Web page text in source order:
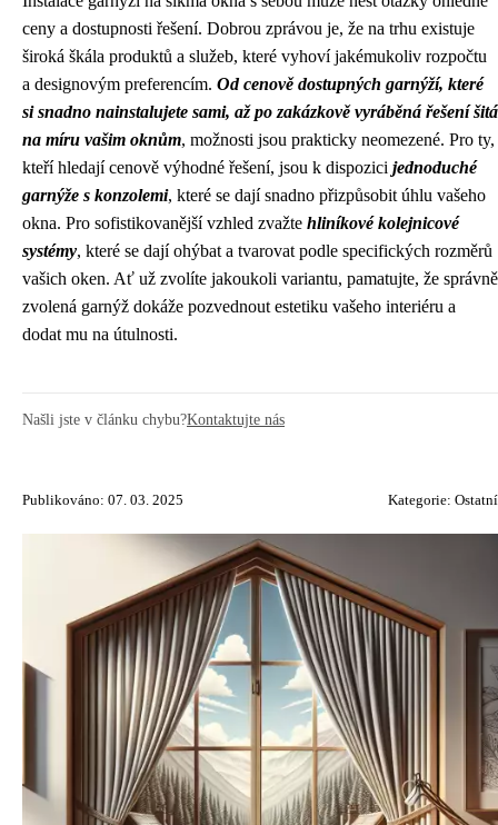
ceny a dostupnosti řešení. Dobrou zprávou je, že na trhu existuje
široká škála produktů a služeb, které vyhoví jakémukoliv rozpočtu
a designovým preferencím. Od cenově dostupných garnýží, které
si snadno nainstalujete sami, až po zakázkově vyráběná řešení šitá
na míru vašim oknům, možnosti jsou prakticky neomezené. Pro ty,
kteří hledají cenově výhodné řešení, jsou k dispozici jednoduché
garnýže s konzolemi, které se dají snadno přizpůsobit úhlu vašeho
okna. Pro sofistikovanější vzhled zvažte hliníkové kolejnicové
systémy, které se dají ohýbat a tvarovat podle specifických rozměrů
vašich oken. Ať už zvolíte jakoukoli variantu, pamatujte, že správně
zvolená garnýž dokáže pozvednout estetiku vašeho interiéru a
dodat mu na útulnosti.
Našli jste v článku chybu?Kontaktujte nás
Publikováno: 07. 03. 2025 Kategorie: Ostatní